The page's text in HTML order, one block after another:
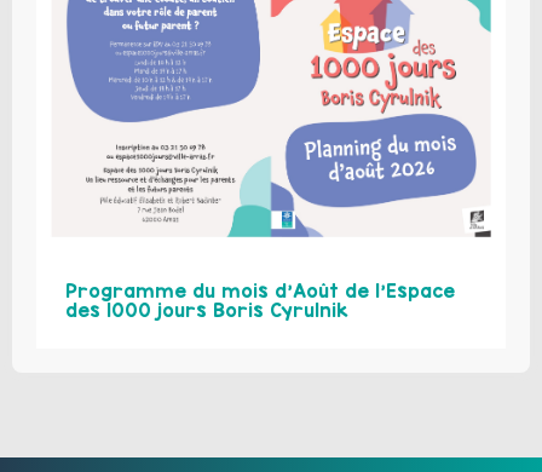
Programme du mois d’Août de l’Espace
des 1000 jours Boris Cyrulnik